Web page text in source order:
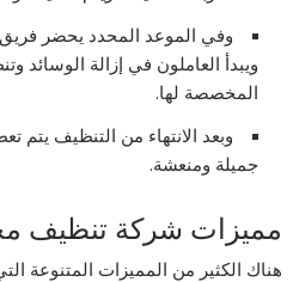
وفي الموعد المحدد يحضر
ويبدأ العاملون في إزالة الوسائد
المخصصة لها.
وبعد الانتهاء من التنظيف يتم
جميلة ومنعشة.
مميزات شركة تنظيف
هناك الكثير من المميزات المتنوعة